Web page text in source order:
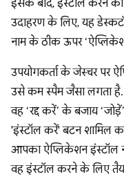
इसके बाद, इंस्टॉल करने का
उदाहरण के लिए, यह
नाम के ठीक ऊपर
उपयोगकर्ता के जेस्चर पर
उसे कम स्पैम जैसा लगता है.
वह ‘रद्द करें’ के बजाय
'इंस्टॉल करें' बटन शामिल
आपका ऐप्लिकेशन इंस्टॉल
वह इंस्टॉल करने के लिए